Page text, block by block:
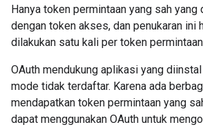
Hanya token permintaan yang sah yang
dengan token akses, dan penukaran ini
dilakukan satu kali per token
OAuth mendukung aplikasi yang
mode tidak terdaftar. Karena ada
mendapatkan token permintaan yang
dapat menggunakan OAuth untuk